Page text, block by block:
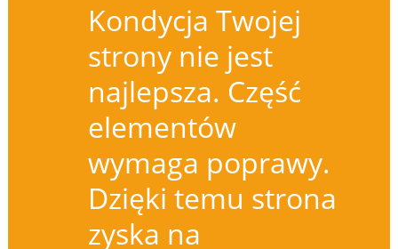
Kondycja Twojej
strony nie jest
najlepsza. Część
elementów
wymaga poprawy.
Dzięki temu strona
zyska na